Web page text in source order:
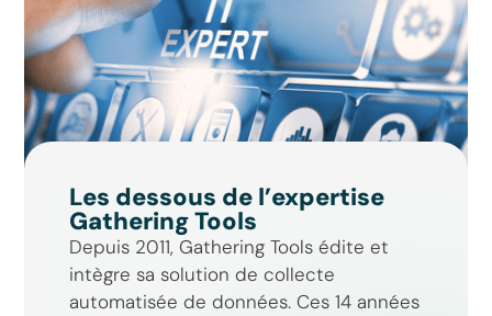
Les dessous de l’expertise
Gathering Tools
Depuis 2011, Gathering Tools édite et
intègre sa solution de collecte
automatisée de données. Ces 14 années